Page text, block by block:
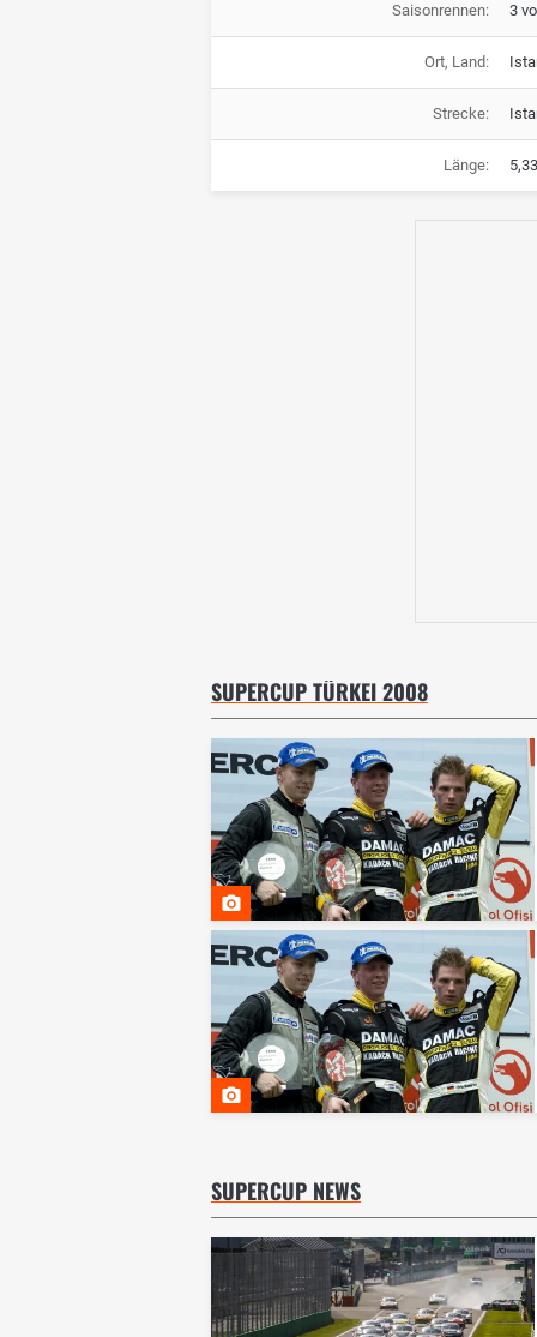
Saisonrennen: 3
Ort, Land:
Strecke:
Länge:
SUPERCUP TÜRKEI 2008
SUPERCUP NEWS